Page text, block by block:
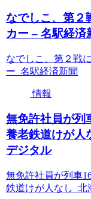
なでしこ、第２
カー – 名駅経済
なでしこ、第２戦
ー 名駅経済新聞
情報
無免許社員が列
養老鉄道けが人
デジタル
無免許社員が列車
鉄道けが人なし 北